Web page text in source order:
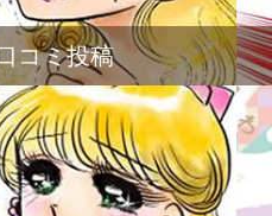
コミ投稿